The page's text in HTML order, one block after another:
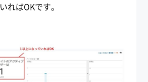
ればOKです。